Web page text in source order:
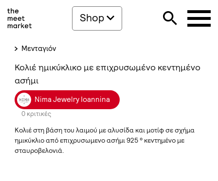
Shop
Μενταγιόν
Κολιέ ημικύκλικο με επιχρυσωμένο κεντημένο
ασήμι
Nima Jewelry Ioannina
0 κριτικές
Κολιέ στη βάση του λαιμού με αλυσίδα και μοτίφ σε σχήμα
ημικύκλιο από επιχρυσωμενο ασήμι 925 ° κεντημένο με
σταυροβελονιά.